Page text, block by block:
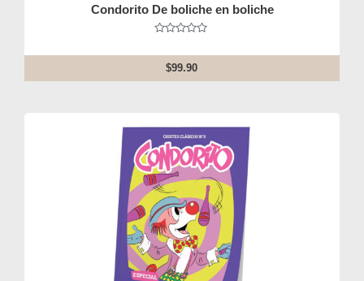
Condorito De boliche en boliche
out
5
$99.90